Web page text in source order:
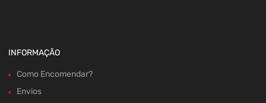
INFORMAÇÃO
Como Encomendar?
Envios